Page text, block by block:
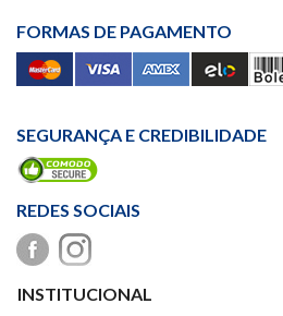
FORMAS DE PAGAMENTO
SEGURANÇA E CREDIBILIDADE
REDES SOCIAIS
PAGAMENTO
INSTITUCIONAL